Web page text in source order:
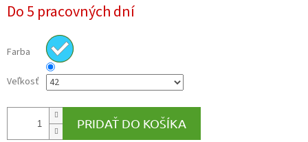
cena:
Do 5 pracovných dní
Farba
Veľkosť
PRIDAŤ DO KOŠÍKA